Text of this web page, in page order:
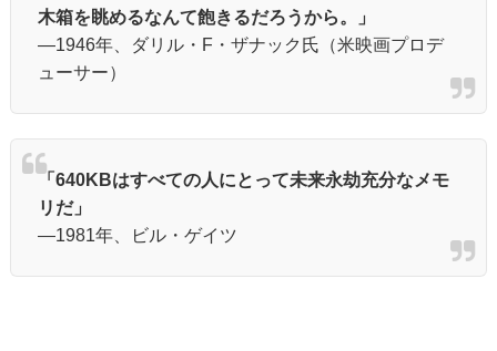
木箱を眺めるなんて飽きるだろうから。」
―1946年、ダリル・F・ザナック氏（米映画プロデ
ューサー）
「640KBはすべての人にとって未来永劫充分なメモ
リだ」
―1981年、ビル・ゲイツ